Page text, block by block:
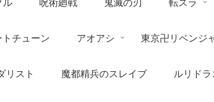
チューン アオアシ 東京卍リベンジ
リスト 魔都精兵のスレイブ ルリドラ